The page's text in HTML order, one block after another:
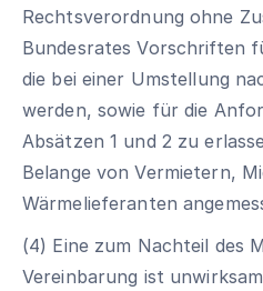
Rechtsverordnung ohne
Bundesrates Vorschriften
die bei einer Umstellung
werden, sowie für die
Absätzen 1 und 2 zu
Belange von Vermietern,
Wärmelieferanten
(4) Eine zum Nachteil des
Vereinbarung ist